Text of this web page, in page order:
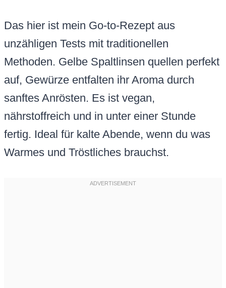
Das hier ist mein Go-to-Rezept aus
unzähligen Tests mit traditionellen
Methoden. Gelbe Spaltlinsen quellen perfekt
auf, Gewürze entfalten ihr Aroma durch
sanftes Anrösten. Es ist vegan,
nährstoffreich und in unter einer Stunde
fertig. Ideal für kalte Abende, wenn du was
Warmes und Tröstliches brauchst.